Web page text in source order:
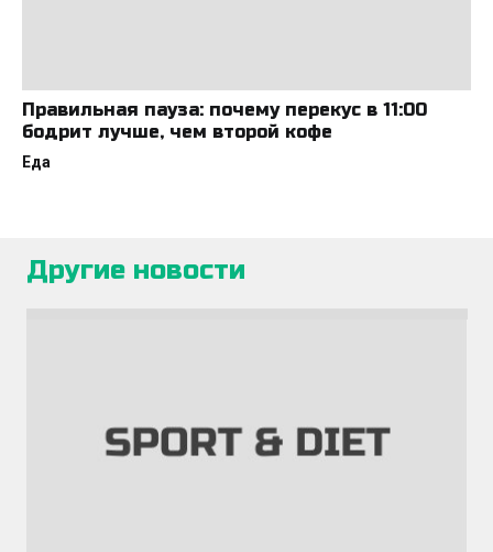
Правильная пауза: почему перекус в 11:00
бодрит лучше, чем второй кофе
Еда
Другие новости